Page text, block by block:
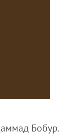
Бобур.